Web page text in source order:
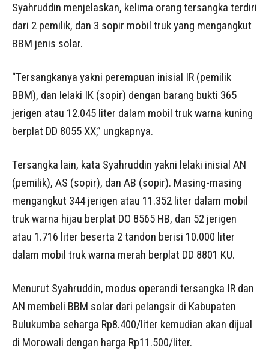
Syahruddin menjelaskan, kelima orang tersangka terdiri
dari 2 pemilik, dan 3 sopir mobil truk yang mengangkut
BBM jenis solar.
“Tersangkanya yakni perempuan inisial IR (pemilik
BBM), dan lelaki IK (sopir) dengan barang bukti 365
jerigen atau 12.045 liter dalam mobil truk warna kuning
berplat DD 8055 XX,” ungkapnya.
Tersangka lain, kata Syahruddin yakni lelaki inisial AN
(pemilik), AS (sopir), dan AB (sopir). Masing-masing
mengangkut 344 jerigen atau 11.352 liter dalam mobil
truk warna hijau berplat DO 8565 HB, dan 52 jerigen
atau 1.716 liter beserta 2 tandon berisi 10.000 liter
dalam mobil truk warna merah berplat DD 8801 KU.
Menurut Syahruddin, modus operandi tersangka IR dan
AN membeli BBM solar dari pelangsir di Kabupaten
Bulukumba seharga Rp8.400/liter kemudian akan dijual
di Morowali dengan harga Rp11.500/liter.